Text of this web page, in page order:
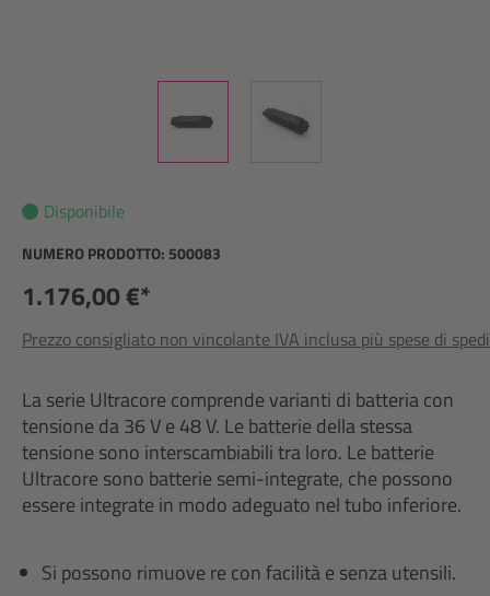
Disponibile
NUMERO PRODOTTO: 500083
1.176,00 €*
Prezzo consigliato non vincolante IVA inclusa più spese di
La serie Ultracore comprende varianti di batteria con
tensione da 36 V e 48 V. Le batterie della stessa
tensione sono interscambiabili tra loro. Le batterie
Ultracore sono batterie semi-integrate, che possono
essere integrate in modo adeguato nel tubo inferiore.
Si possono rimuove re con facilità e senza utensili.